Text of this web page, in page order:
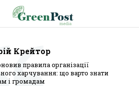
Крейтор
правила організації
харчування: що варто знати
і громадам